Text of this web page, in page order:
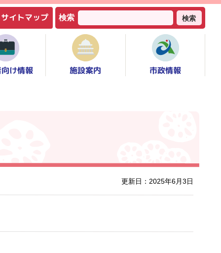
サイトマップ 検索 検索
け情報 施設案内 市政情報
更新日：2025年6月3日